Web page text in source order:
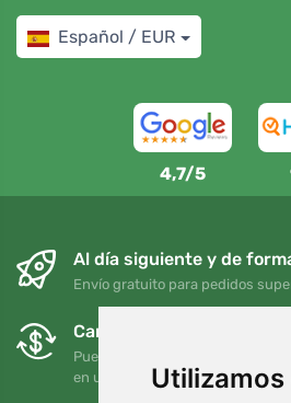
Español / EUR
4,7/5
Al día siguiente y de
Envío gratuito para pedidos
Cambios y devoluciones
Puede devolver o cambiar su
en un plazo de 90 días